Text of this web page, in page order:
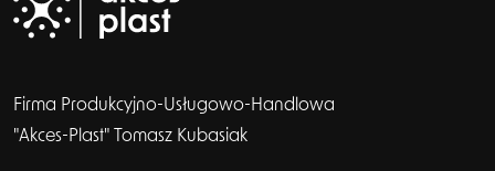
Firma Produkcyjno-Usługowo-Handlowa
"Akces-Plast" Tomasz Kubasiak